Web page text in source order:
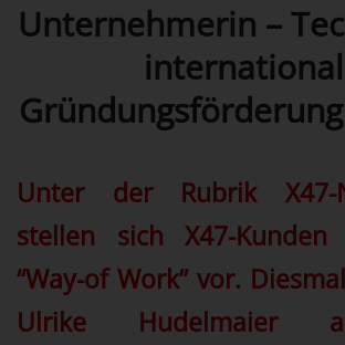
Unternehmerin –
Unter der Rubrik X47-
stellen sich X47-
“Way-of Work” vor.
Ulrike Hudelmaier